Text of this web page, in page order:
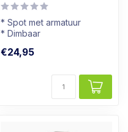
* Spot met armatuur
* Dimbaar
* Zwart armatuur
€24,95